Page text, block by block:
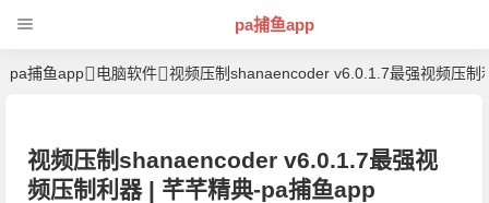
pa捕鱼app
pa捕鱼app 电脑软件 视频压制shanaencoder v6.0.1.7最强视频压制
视频压制shanaencoder v6.0.1.7最强视
频压制利器 | 芊芊精典-pa捕鱼app